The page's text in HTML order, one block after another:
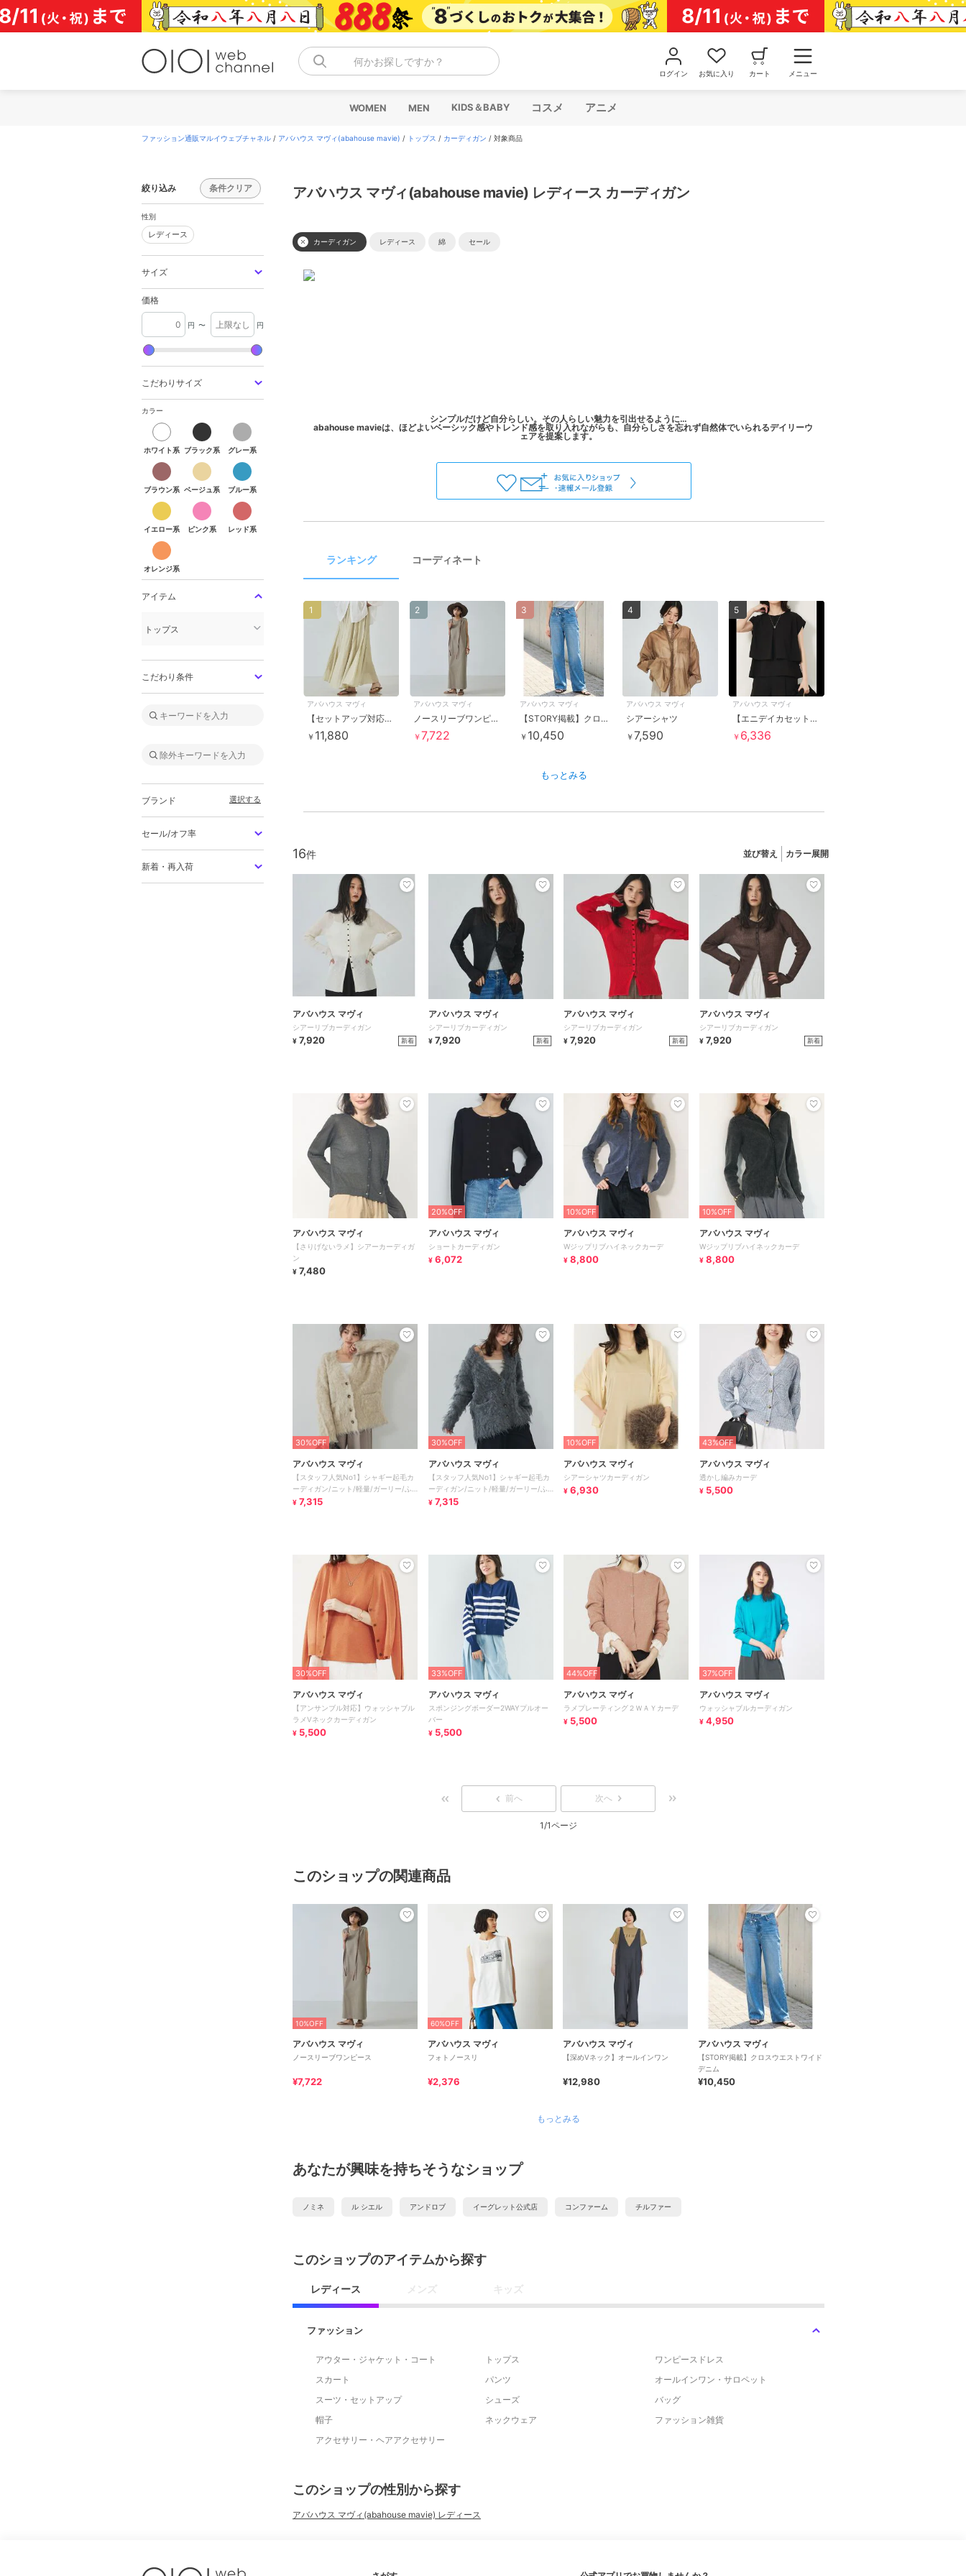
コ
ン
テ
何かお探しですか？
ログイン お気に入り カート メニュー
WOMEN MEN KIDS＆BABY コスメ アニメ
ファッション通販マルイウェブチャネル / アバハウス マヴィ(abahouse mavie) / トップス / カーディガン / 対象商品
絞り込み 条件クリア
性別
レディース
レディース
サイズ
価格
円 〜 円
こだわりサイズ
カラー
ホワイト系
ホワイト系
ブラック系
ブラック系
グレー系
グレー系
ブラウン系
ブラウン系
ベージュ系
ベージュ系
ブルー系
ブルー系
イエロー系
イエロー系
ピンク系
ピンク系
レッド系
レッド系
オレンジ系
オレンジ系
アイテム
トップス
こだわり条件
ブランド 選択する
セール/オフ率
新着・再入荷
アバハウス マヴィ(abahouse mavie) レディース カーディガン
カーディガン レディース 綿 セール
シンプルだけど自分らしい。その人らしい魅力を引出せるように…
abahouse mavieは、ほどよいベーシック感やトレンド感を取り入れながらも、自分らしさを忘れず自然体でいられるデイリーウ
ランキング コーディネート
アバハウス マヴィ
【セットアップ対応】リネンライクシアーマキシスカート
￥ 11,880
1
アバハウス マヴィ
ノースリーブワンピース
￥7,722
2
アバハウス マヴィ
【STORY掲載】クロスウエストワイドデニム
￥ 10,450
3
アバハウス マヴィ
シアーシャツ
￥7,590
4
アバハウス マヴィ
【エニデイカセット・サマー】ジョーゼットタックフレアーブラウス
￥ 6,336
5
もっとみる
16 並び替え カラー展開
アバハウス マヴィ
シアーリブカーディガン
¥ 7,920 新着
アバハウス マヴィ
シアーリブカーディガン
¥ 7,920 新着
アバハウス マヴィ
シアーリブカーディガン
¥ 7,920 新着
アバハウス マヴィ
シアーリブカーディガン
¥ 7,920 新着
アバハウス マヴィ
【さりげないラメ】シアーカーディガ
ン
¥ 7,480
20%OFF
アバハウス マヴィ
ショートカーディガン
¥ 6,072
10%OFF
アバハウス マヴィ
Wジップリブハイネックカーデ
¥ 8,800
10%OFF
アバハウス マヴィ
Wジップリブハイネックカーデ
¥ 8,800
30%OFF
アバハウス マヴィ
【スタッフ人気No1】シャギー起毛カ
ーディガン/ニット/軽量/ガーリー/ふ
わふわ
¥ 7,315
30%OFF
アバハウス マヴィ
【スタッフ人気No1】シャギー起毛カ
ーディガン/ニット/軽量/ガーリー/ふ
わふわ
¥ 7,315
10%OFF
アバハウス マヴィ
シアーシャツカーディガン
¥ 6,930
43%OFF
アバハウス マヴィ
透かし編みカーデ
¥ 5,500
30%OFF
アバハウス マヴィ
【アンサンブル対応】ウォッシャブル
ラメVネックカーディガン
¥ 5,500
33%OFF
アバハウス マヴィ
スポンジングボーダー2WAYプルオー
バー
¥ 5,500
44%OFF
アバハウス マヴィ
ラメプレーティング２ＷＡＹカーデ
¥ 5,500
37%OFF
アバハウス マヴィ
ウォッシャブルカーディガン
¥ 4,950
前へ 次へ
1/1ページ
このショップの関連商品
10%OFF
アバハウス マヴィ
ノースリーブワンピース
¥7,722
60%OFF
アバハウス マヴィ
フォトノースリ
¥2,376
アバハウス マヴィ
【深めVネック】オールインワン
¥12,980
アバハウス マヴィ
【STORY掲載】クロスウエストワイド
デニム
¥10,450
もっとみる
あなたが興味を持ちそうなショップ
ノミネ ル シエル アンドロブ イーグレット公式店 コンファーム チルファー
このショップのアイテムから探す
レディース メンズ キッズ
ファッション
アウター・ジャケット・コート トップス
ワンピースドレス
スカート
パンツ
オールインワン・サロペット
スーツ・セットアップ
シューズ
バッグ
帽子
ネックウェア
ファッション雑貨
アクセサリー・ヘアアクセサリー
このショップの性別から探す
アバハウス マヴィ(abahouse mavie) レディース